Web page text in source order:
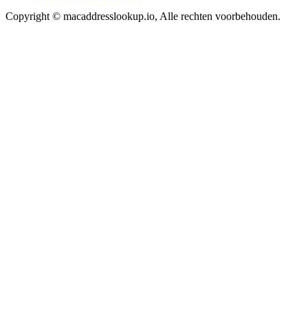
Copyright © macaddresslookup.io, Alle rechten voorbehouden.